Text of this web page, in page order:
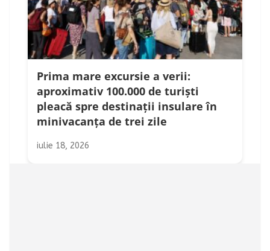
Prima mare excursie a verii:
aproximativ 100.000 de turiști
pleacă spre destinații insulare în
minivacanța de trei zile
iulie 18, 2026